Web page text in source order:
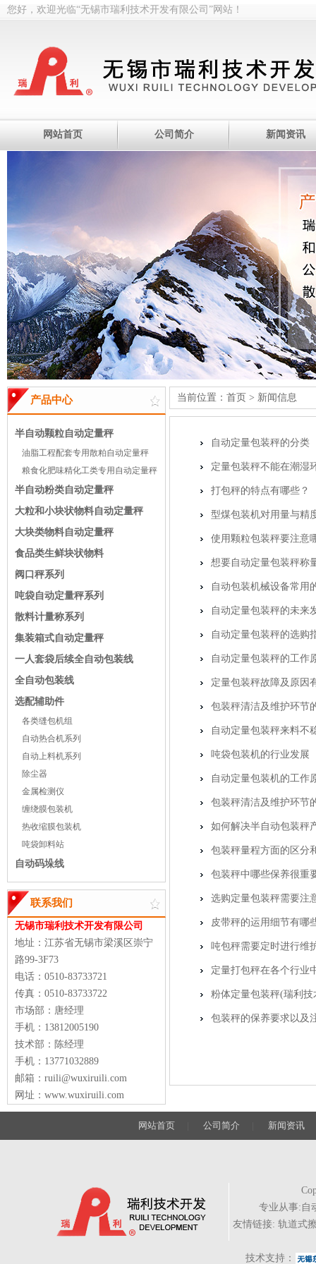
您好，欢迎光临“无锡市瑞利技术开发有限公司”网站！
网站首页 公司简介 新闻资讯
产品中心
半自动颗粒自动定量秤
油脂工程配套专用散粕自动定量秤
粮食化肥味精化工类专用自动定量秤
半自动粉类自动定量秤
大粒和小块状物料自动定量秤
大块类物料自动定量秤
食品类生鲜块状物料
阀口秤系列
吨袋自动定量秤系列
散料计量称系列
集装箱式自动定量秤
一人套袋后续全自动包装线
全自动包装线
选配辅助件
各类缝包机组
自动热合机系列
自动上料机系列
除尘器
金属检测仪
缠绕膜包装机
热收缩膜包装机
吨袋卸料站
自动码垛线
联系我们
无锡市瑞利技术开发有限公司
地址：江苏省无锡市梁溪区崇宁
路99-3F73
电话：0510-83733721
传真：0510-83733722
市场部：唐经理
手机：13812005190
技术部：陈经理
手机：13771032889
邮箱：ruili@wuxiruili.com
网址：www.wuxiruili.com
当前位置： 首页 > 新闻信息
自动定量包装秤的分类
定量包装秤不能在潮湿
打包秤的特点有哪些？
型煤包装机对用量与精
使用颗粒包装秤要注意
想要自动定量包装秤称
自动包装机械设备常用
自动定量包装秤的未来
自动定量包装秤的选购
自动定量包装秤的工作
定量包装秤故障及原因
包装秤清洁及维护环节
自动定量包装秤来料不
吨袋包装机的行业发展
自动定量包装机的工作
包装秤清洁及维护环节
如何解决半自动包装秤
包装秤量程方面的区分
包装秤中哪些保养很重
选购定量包装秤需要注
皮带秤的运用细节有哪
吨包秤需要定时进行维
定量打包秤在各个行业
粉体定量包装秤(瑞利技
包装秤的保养要求以及
网站首页 公司简介 新闻资讯
专业从事: 自
友情链接:轨道式
技术支持：